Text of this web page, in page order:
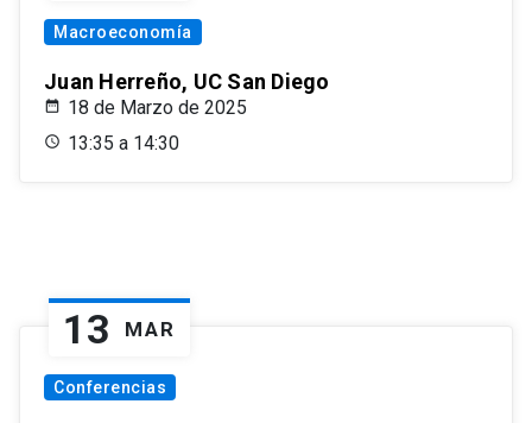
Macroeconomía
Juan Herreño, UC San Diego
18 de Marzo de 2025
13:35 a 14:30
13 MAR
Conferencias